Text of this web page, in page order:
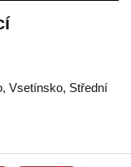
, Vsetínsko, Střední